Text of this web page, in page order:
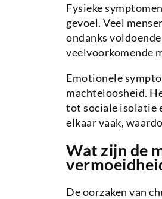
Fysieke
gevoel. Veel
ondanks
veelvoorkomende
Emotionele
machteloosheid.
tot sociale isolatie
elkaar vaak,
Wat zijn de
De oorzaken van